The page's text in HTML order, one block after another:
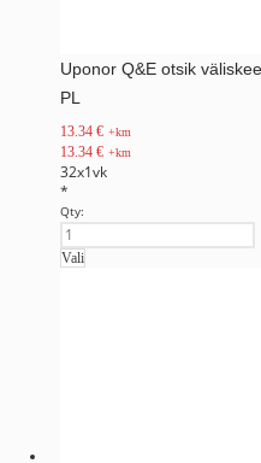
Uponor Q&E otsik
PL
13.34€ +km
13.34€ +km
32x1vk
*
Qty:
Vali